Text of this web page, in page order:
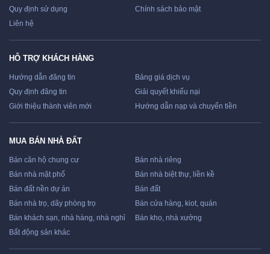
Quy định sử dụng
Chính sách bảo mật
Liên hệ
HỖ TRỢ KHÁCH HÀNG
Hướng dẫn đăng tin
Bảng giá dịch vụ
Quy định đăng tin
Giải quyết khiếu nại
Giới thiệu thành viên mới
Hướng dẫn nạp và chuyển tiền
MUA BÁN NHÀ ĐẤT
Bán căn hộ chung cư
Bán nhà riêng
Bán nhà mặt phố
Bán nhà biệt thự, liền kề
Bán đất nền dự án
Bán đất
Bán nhà trọ, dãy phòng trọ
Bán cửa hàng, kiot, quán
Bán khách sạn, nhà hàng, nhà nghỉ
Bán kho, nhà xưởng
Bất động sản khác